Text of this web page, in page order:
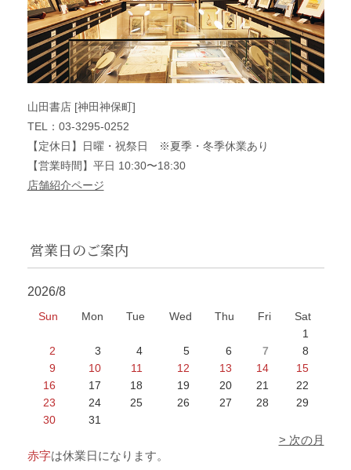
山田書店 [神田神保町]
TEL：03-3295-0252
【定休日】日曜・祝祭日 ※夏季・冬季休業あり
【営業時間】平日 10:30〜18:30
店舗紹介ページ
営業日のご案内
2026/8
Sun Mon Tue Wed Thu Fri
Sat
1
2
3 4 5 6 7
8
9
10 11 12 13 14
15
16
17 18 19 20 21
22
23
24 25 26 27 28
29
30
31
> 次の月
赤字は休業日になります。